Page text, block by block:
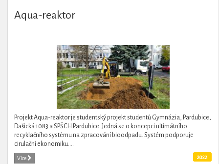
Aqua-reaktor
Projekt Aqua-reaktor je studentský projekt studentů Gymnázia, Pardubice,
Dašická 1083 a SPŠCH Pardubice. Jedná se o koncepci ultimátního
recyklačního systému na zpracování bioodpadu. Systém podporuje
cirulační ekonomiku....
Více 2022